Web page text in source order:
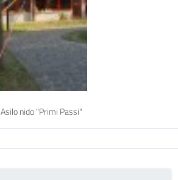
Asilo nido "Primi Passi"